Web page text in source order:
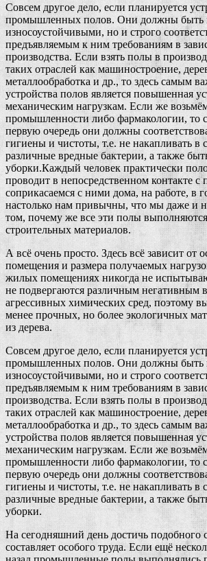
Совсем другое дело, если планируется
промышленных полов. Они должны быть
износоустойчивыми, но и строго
предъявляемым к ним требованиям в
производства. Если взять полы в
таких отраслей как машиностроение,
металлообработка и др., то здесь самым
устройства полов является повышенная
механическим нагрузкам. Если же
промышленности либо фармакологии, то
первую очередь они должны
гигиены и чистоты, т.е. не накапливать в
различные вредные бактерии, а также
уборки.Каждый человек практически
проводит в непосредственном контакте
соприкасаемся с ними дома, на работе, в
настолько нам привычны, что мы даже и
том, почему же все эти полы
строительных материалов.
А всё очень просто. Здесь всё зависит от
помещения и размера получаемых
жилых помещениях никогда не
не подвергаются различным негативным
агрессивных химических сред, поэтому
менее прочных, но более экологичных
из дерева.
Совсем другое дело, если планируется
промышленных полов. Они должны быть
износоустойчивыми, но и строго
предъявляемым к ним требованиям в
производства. Если взять полы в
таких отраслей как машиностроение,
металлообработка и др., то здесь самым
устройства полов является повышенная
механическим нагрузкам. Если же
промышленности либо фармакологии, то
первую очередь они должны
гигиены и чистоты, т.е. не накапливать в
различные вредные бактерии, а также
уборки.
На сегодняшний день достичь подобного
составляет особого труда. Если ещё